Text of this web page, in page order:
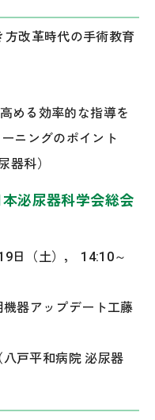
改革時代の手術教育
める効率的な指導を
ニングのポイント
科）
尿器科学会総会
日（土）， 14:10～
器アップデート工藤
平和病院 泌尿器